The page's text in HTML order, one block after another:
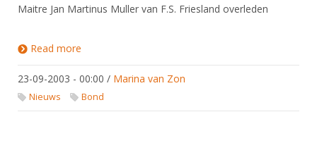
Maitre Jan Martinus Muller van F.S. Friesland overleden
Read more
23-09-2003 - 00:00 / Marina van Zon
Nieuws Bond